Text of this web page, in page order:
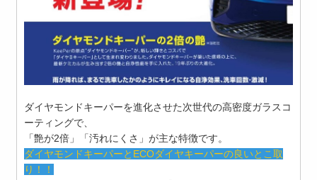
ダイヤモンドキーパーを進化させた次世代の高密度ガラスコ
ーティングで、
「艶が2倍」「汚れにくさ」が主な特徴です。
ダイヤモンドキーパーとECOダイヤキーパーの良いとこ取
り！！